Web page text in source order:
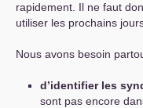
rapidement. Il ne faut
utiliser les prochains
Nous avons besoin
d’identifier les
sont pas encore